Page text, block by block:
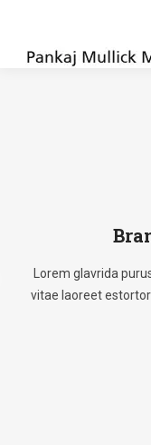
Lorem glavrida
vitae laoreet